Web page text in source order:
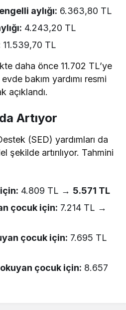
aylığı: 6.363,80 TL
4.243,20 TL
11.539,70 TL
daha önce 11.702 TL’ye
bakım yardımı resmi
açıklandı.
Artıyor
(SED) yardımları da
şekilde artırılıyor. Tahmini
4.809 TL → 5.571 TL
çocuk için: 7.214 TL →
çocuk için: 7.695 TL
çocuk için: 8.657